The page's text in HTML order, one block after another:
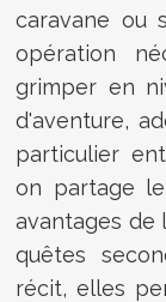
caravane ou
opération
grimper en
d'aventure,
particulier
on partage
avantages de
quêtes
récit, elles